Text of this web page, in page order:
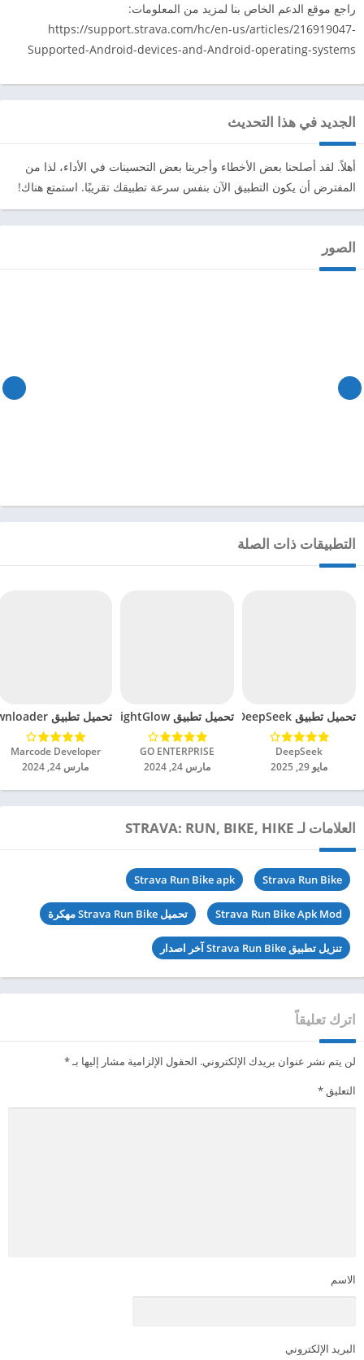
راجع موقع الدعم الخاص بنا لمزيد من المعلومات:
https://support.strava.com/hc/en-us/articles/216919047-
Supported-Android-devices-and-Android-operating-systems
الجديد في هذا التحديث
أهلاً. لقد أصلحنا بعض الأخطاء وأجرينا بعض التحسينات في الأداء، لذا من
المفترض أن يكون التطبيق الآن بنفس سرعة تطبيقك تقريبًا. استمتع هناك!
الصور
التطبيقات ذات الصلة
تحميل تطبيق DeepSeek مهكر للاندرويد 2025
DeepSeek‏
مايو 29, 2025
تحميل تطبيق BrightGlow مهكر للاندرويد 2024
GO ENTERPRISE‏
مارس 24, 2024
تحميل تطبيق mp4 video downloader مهكر للاندرويد 2024
Marcode Developer‏
مارس 24, 2024
العلامات لـ STRAVA: RUN, BIKE, HIKE
Strava Run Bike
Strava Run Bike apk
Strava Run Bike Apk Mod تحميل Strava Run Bike مهكرة
تنزيل تطبيق Strava Run Bike آخر اصدار
اترك تعليقاً
لن يتم نشر عنوان بريدك الإلكتروني. الحقول الإلزامية مشار إليها بـ*
التعليق*
الاسم
البريد الإلكتروني